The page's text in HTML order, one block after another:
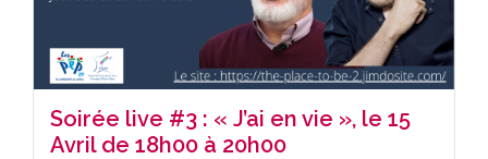
Soirée live #3 : « J’ai en vie », le 15
Avril de 18h00 à 20h00